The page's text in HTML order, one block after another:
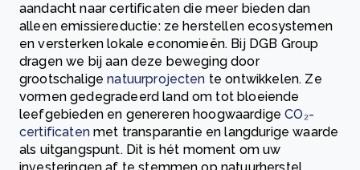
aandacht naar certificaten die meer bieden dan
alleen emissiereductie: ze herstellen ecosystemen
en versterken lokale economieën. Bij DGB Group
dragen we bij aan deze beweging door
grootschaligenatuurprojecten te ontwikkelen. Ze
vormen gedegradeerd land om tot bloeiende
leefgebieden en genereren hoogwaardigeCO₂-
certificatenmet transparantie en langdurige waarde
als uitgangspunt. Dit is hét moment om uw